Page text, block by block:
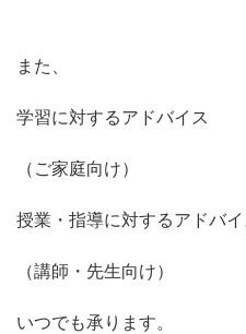
また、
学習に対するアドバイス
（ご家庭向け）
授業・指導に対するアドバイ
（講師・先生向け）
いつでも承ります。